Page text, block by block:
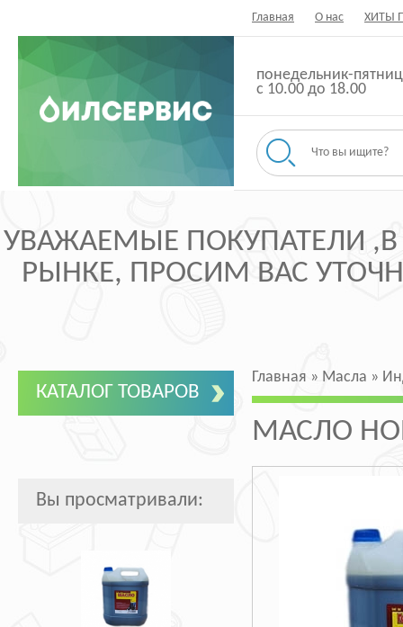
Главная О нас ХИТЫ
понедельник-
с 10.00 до 18.00
УВАЖАЕМЫЕ ПОКУПАТЕЛИ
РЫНКЕ, ПРОСИМ ВАС
КАТАЛОГ ТОВАРОВ
Вы просматривали:
Главная » Масла »
МАСЛО